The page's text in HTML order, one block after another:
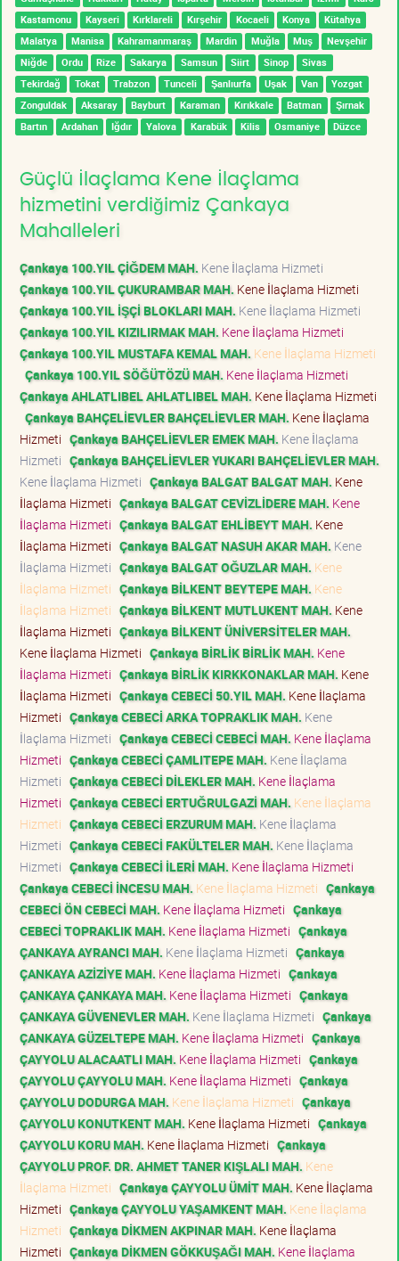
Kastamonu
Kayseri Kırklareli Kırşehir Kocaeli Konya
Kütahya
Malatya
Manisa Kahramanmaraş Mardin Muğla Muş
Nevşehir
Niğde
Ordu Rize Sakarya Samsun Siirt Sinop
Sivas
Tekirdağ
Tokat Trabzon Tunceli Şanlıurfa Uşak Van
Yozgat
Zonguldak
Aksaray Bayburt Karaman Kırıkkale Batman
Şırnak
Bartın
Ardahan Iğdır Yalova Karabük Kilis Osmaniye Düzce
Güçlü İlaçlama Kene İlaçlama
hizmetini verdiğimiz Çankaya
Mahalleleri
Çankaya 100.YIL ÇİĞDEM MAH. Kene İlaçlama Hizmeti
Çankaya 100.YIL ÇUKURAMBAR MAH. Kene İlaçlama Hizmeti
Çankaya 100.YIL İŞÇİ BLOKLARI MAH. Kene İlaçlama Hizmeti
Çankaya 100.YIL KIZILIRMAK MAH. Kene İlaçlama Hizmeti
Çankaya 100.YIL MUSTAFA KEMAL MAH. Kene İlaçlama Hizmeti
Çankaya 100.YIL SÖĞÜTÖZÜ MAH. Kene İlaçlama Hizmeti
Çankaya AHLATLIBEL AHLATLIBEL MAH. Kene İlaçlama Hizmeti
Çankaya BAHÇELİEVLER BAHÇELİEVLER MAH. Kene İlaçlama
Hizmeti Çankaya BAHÇELİEVLER EMEK MAH. Kene İlaçlama
Hizmeti Çankaya BAHÇELİEVLER YUKARI BAHÇELİEVLER MAH.
Kene İlaçlama Hizmeti Çankaya BALGAT BALGAT MAH. Kene
İlaçlama Hizmeti Çankaya BALGAT CEVİZLİDERE MAH. Kene
İlaçlama Hizmeti Çankaya BALGAT EHLİBEYT MAH. Kene
İlaçlama Hizmeti Çankaya BALGAT NASUH AKAR MAH. Kene
İlaçlama Hizmeti Çankaya BALGAT OĞUZLAR MAH. Kene
İlaçlama Hizmeti Çankaya BİLKENT BEYTEPE MAH. Kene
İlaçlama Hizmeti Çankaya BİLKENT MUTLUKENT MAH. Kene
İlaçlama Hizmeti Çankaya BİLKENT ÜNİVERSİTELER MAH.
Kene İlaçlama Hizmeti Çankaya BİRLİK BİRLİK MAH. Kene
İlaçlama Hizmeti Çankaya BİRLİK KIRKKONAKLAR MAH. Kene
İlaçlama Hizmeti Çankaya CEBECİ 50.YIL MAH. Kene İlaçlama
Hizmeti Çankaya CEBECİ ARKA TOPRAKLIK MAH. Kene
İlaçlama Hizmeti Çankaya CEBECİ CEBECİ MAH. Kene İlaçlama
Hizmeti Çankaya CEBECİ ÇAMLITEPE MAH. Kene İlaçlama
Hizmeti Çankaya CEBECİ DİLEKLER MAH. Kene İlaçlama
Hizmeti Çankaya CEBECİ ERTUĞRULGAZİ MAH. Kene İlaçlama
Hizmeti Çankaya CEBECİ ERZURUM MAH. Kene İlaçlama
Hizmeti Çankaya CEBECİ FAKÜLTELER MAH. Kene İlaçlama
Hizmeti Çankaya CEBECİ İLERİ MAH. Kene İlaçlama Hizmeti
Çankaya CEBECİ İNCESU MAH. Kene İlaçlama Hizmeti Çankaya
CEBECİ ÖN CEBECİ MAH. Kene İlaçlama Hizmeti Çankaya
CEBECİ TOPRAKLIK MAH. Kene İlaçlama Hizmeti Çankaya
ÇANKAYA AYRANCI MAH. Kene İlaçlama Hizmeti Çankaya
ÇANKAYA AZİZİYE MAH. Kene İlaçlama Hizmeti Çankaya
ÇANKAYA ÇANKAYA MAH. Kene İlaçlama Hizmeti Çankaya
ÇANKAYA GÜVENEVLER MAH. Kene İlaçlama Hizmeti Çankaya
ÇANKAYA GÜZELTEPE MAH. Kene İlaçlama Hizmeti Çankaya
ÇAYYOLU ALACAATLI MAH. Kene İlaçlama Hizmeti Çankaya
ÇAYYOLU ÇAYYOLU MAH. Kene İlaçlama Hizmeti Çankaya
ÇAYYOLU DODURGA MAH. Kene İlaçlama Hizmeti Çankaya
ÇAYYOLU KONUTKENT MAH. Kene İlaçlama Hizmeti Çankaya
ÇAYYOLU KORU MAH. Kene İlaçlama Hizmeti Çankaya
ÇAYYOLU PROF. DR. AHMET TANER KIŞLALI MAH. Kene
İlaçlama Hizmeti Çankaya ÇAYYOLU ÜMİT MAH. Kene İlaçlama
Hizmeti Çankaya ÇAYYOLU YAŞAMKENT MAH. Kene İlaçlama
Hizmeti Çankaya DİKMEN AKPINAR MAH. Kene İlaçlama
Hizmeti Çankaya DİKMEN GÖKKUŞAĞI MAH. Kene İlaçlama